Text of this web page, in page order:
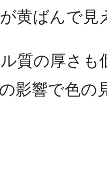
黄ばんで見
質の厚さも
影響で色の